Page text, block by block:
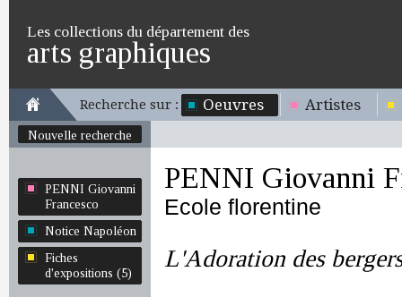
Les collections du département des
arts graphiques
Recherche sur : Oeuvres Artistes
Nouvelle recherche
PENNI Giovanni
Francesco
Notice Napoléon
Fiches
d'expositions (5)
PENNI Giovanni
Ecole florentine
L'Adoration des